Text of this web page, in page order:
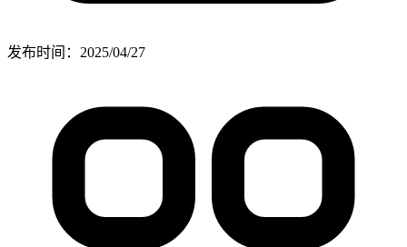
发布时间： 2025/04/27